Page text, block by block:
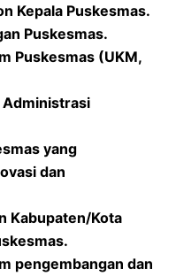
Kepala Puskesmas.
Puskesmas.
Puskesmas (UKM,
Administrasi
yang
dan
Kabupaten/Kota
pengembangan dan